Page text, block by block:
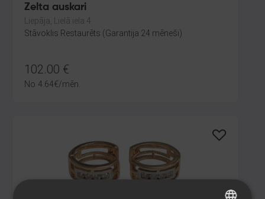
Zelta auskari
Liepāja, Lielā iela 4
Stāvoklis Restaurēts (Garantija 24 mēneši)
102.00 €
No 4.64€/mēn.